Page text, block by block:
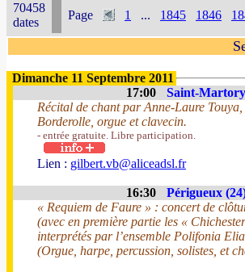
70458
dates
Page 1 ... 1845 1846
Dimanche 11 Septembre 2011
17:00
Saint-
Récital de chant par Anne-Laure
Borderolle, orgue et clavecin.
- entrée gratuite. Libre participation.
Lien : gilbert.vb@aliceadsl.fr
16:30 Périgueux
« Requiem de Faure » : concert de
(avec en première partie les «
interprétés par l’ensemble Polifonia
(Orgue, harpe, percussion, solistes, et